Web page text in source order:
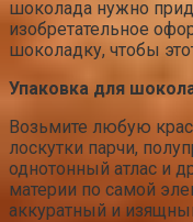
шоколада нужно
изобретательное
шоколадку, чтобы
Упаковка для
Возьмите любую
лоскутки парчи,
однотонный атлас и
материи по самой
аккуратный и